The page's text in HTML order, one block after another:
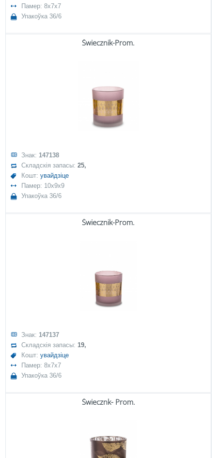
Памер: 8x7x7
Упакоўка 36/6
Świecznik-Prom.
Знак: 147138
Складскія запасы:25,
Кошт:увайдзіце
Памер: 10x9x9
Упакоўка 36/6
Świecznik-Prom.
Знак: 147137
Складскія запасы:19,
Кошт:увайдзіце
Памер: 8x7x7
Упакоўка 36/6
Świecznk- Prom.